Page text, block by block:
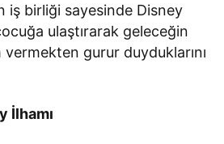
iş birliği sayesinde Disney
ulaştırarak geleceğin
vermekten gurur duyduklarını
İlhamı